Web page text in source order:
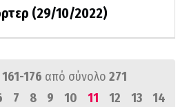
(29/10/2022)
161-176 από σύνολο 271
7 8 9 10 11 12 13
14